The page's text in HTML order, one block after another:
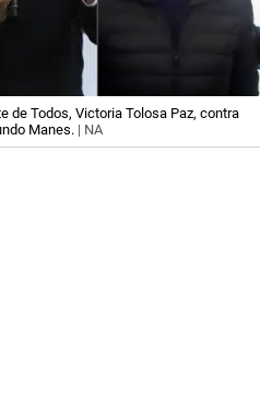
de Todos, Victoria Tolosa Paz, contra
Manes. | NA